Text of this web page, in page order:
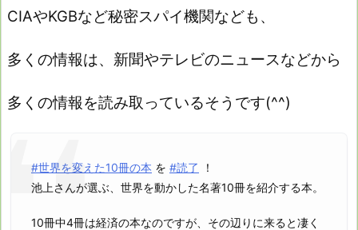
CIAやKGBなど秘密スパイ機関なども、
多くの情報は、新聞やテレビのニュースなどから
多くの情報を読み取っているそうです(^^)
#世界を変えた10冊の本 を #読了
！
池上さんが選ぶ、世界を動かした名著10冊を紹介する本。
10冊中4冊は経済の本なのですが、その辺りに来ると凄く